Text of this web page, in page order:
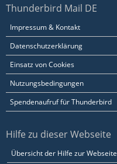
Thunderbird Mail DE
Impressum & Kontakt
Datenschutzerklärung
Einsatz von Cookies
Nutzungsbedingungen
Spendenaufruf für Thunderbird
Hilfe zu dieser Webseite
Übersicht der Hilfe zur Webseite